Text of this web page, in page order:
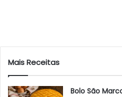
Mais Receitas
Bolo São